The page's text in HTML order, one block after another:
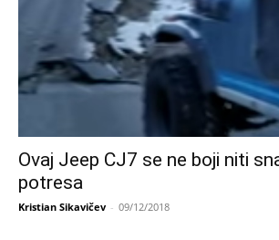
Ovaj Jeep CJ7 se ne boji niti
potresa
Kristian Sikavičev - 09/12/2018